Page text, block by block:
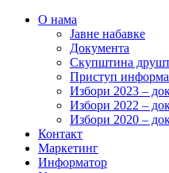
О нама
Јавне набавке
Документа
Скупштина
Приступ
Избори 2023 –
Избори 2022 –
Избори 2020 –
Контакт
Маркетинг
Информатор